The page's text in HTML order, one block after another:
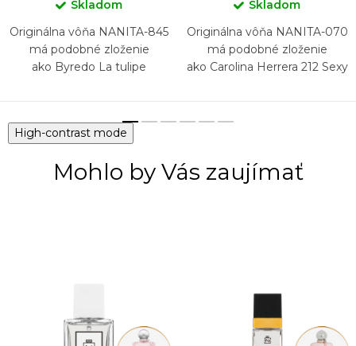
Skladom
Originálna vôňa NANITA-845
má podobné zloženie
ako Byredo La tulipe
Skladom
Originálna vôňa NANITA-070
má podobné zloženie
ako Carolina Herrera 212 Sexy
High-contrast mode
Mohlo by Vás zaujímať